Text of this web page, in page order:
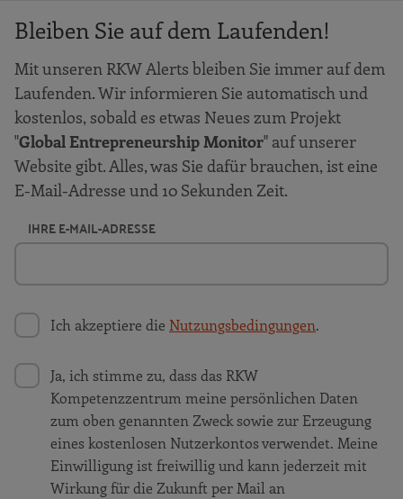
Bleiben Sie auf dem Laufenden!
Mit unseren RKW Alerts bleiben Sie immer auf dem
Laufenden. Wir informieren Sie automatisch und
kostenlos, sobald es etwas Neues zum Projekt
"Global Entrepreneurship Monitor" auf unserer
Website gibt. Alles, was Sie dafür brauchen, ist eine
E-Mail-Adresse und 10 Sekunden Zeit.
IHRE E-MAIL-ADRESSE
Ich akzeptiere die Nutzungsbedingungen.
Ja, ich stimme zu, dass das RKW
Kompetenzzentrum meine persönlichen Daten
zum oben genannten Zweck sowie zur Erzeugung
eines kostenlosen Nutzerkontos verwendet. Meine
Einwilligung ist freiwillig und kann jederzeit mit
Wirkung für die Zukunft per Mail an